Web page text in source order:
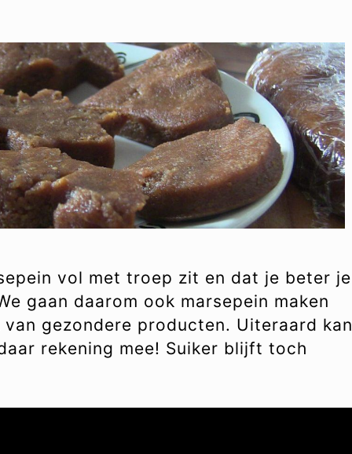
vol met troep zit en dat je beter je
gaan daarom ook marsepein maken
gezondere producten. Uiteraard kan
rekening mee! Suiker blijft toch